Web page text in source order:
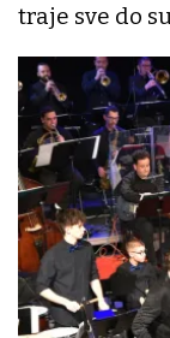
traje sve do